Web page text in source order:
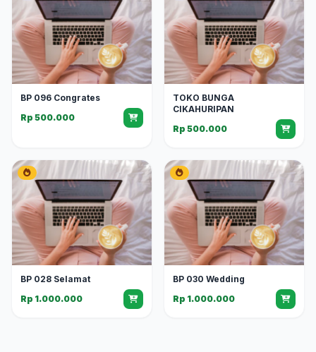
BP 096 Congrates
Rp 500.000
TOKO BUNGA
CIKAHURIPAN
Rp 500.000
BP 028 Selamat
Rp 1.000.000
BP 030 Wedding
Rp 1.000.000